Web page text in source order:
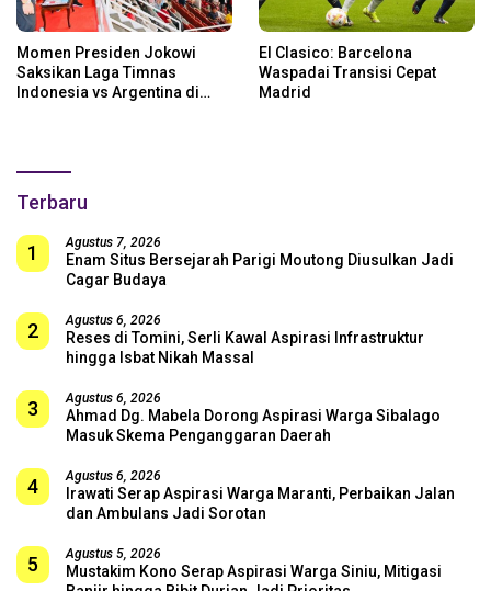
Momen Presiden Jokowi
Saksikan Laga Timnas
Indonesia vs Argentina di
El Clasico: Barcelona
Waspadai Transisi Cepat
Madrid
Terbaru
1 Agustus 7, 2026
Enam Situs Bersejarah Parigi Moutong Diusulkan Jadi
Cagar Budaya
2 Agustus 6, 2026
Reses di Tomini, Serli Kawal Aspirasi Infrastruktur
hingga Isbat Nikah Massal
3 Agustus 6, 2026
Ahmad Dg. Mabela Dorong Aspirasi Warga Sibalago
Masuk Skema Penganggaran Daerah
4 Agustus 6, 2026
Irawati Serap Aspirasi Warga Maranti, Perbaikan Jalan
dan Ambulans Jadi Sorotan
5 Agustus 5, 2026
Mustakim Kono Serap Aspirasi Warga Siniu, Mitigasi